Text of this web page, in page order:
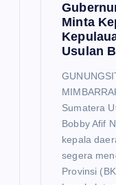
Minta
Usulan
Sumatera
Bobby Afif
kepala
segera
Provinsi